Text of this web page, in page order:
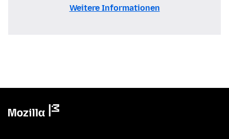
Weitere Informationen